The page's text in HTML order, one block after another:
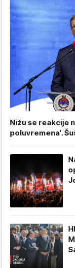
Nižu se reakcije
poluvremena'.